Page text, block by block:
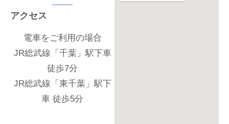
アクセス
電車をご利用の場合
JR総武線「千葉」駅下車
徒歩7分
JR総武線「東千葉」駅下
車 徒歩5分